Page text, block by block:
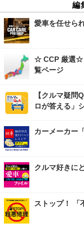
編
愛車を任せら
☆ CCP 厳選☆
覧ページ
【クルマ疑問
ロが答える」
カーメーカー
クルマ好きに
ストップ！ 「